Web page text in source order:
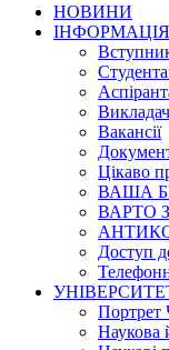
НОВИНИ
ІНФОРМАЦІЯ
Вакансії
Цікаво
ВАША
ВАРТО
Доступ
Наукова